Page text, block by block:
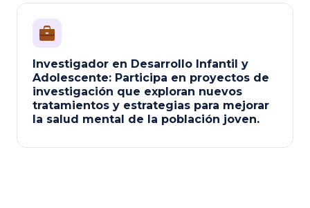
Investigador en Desarrollo Infantil y
Adolescente: Participa en proyectos de
investigación que exploran nuevos
tratamientos y estrategias para mejorar
la salud mental de la población joven.